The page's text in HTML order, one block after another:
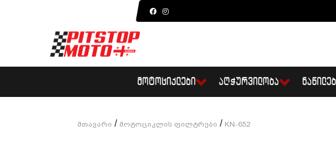
ᲛᲝᲢᲝᲪᲘᲙᲚᲔᲑᲘ ᲐᲦᲭᲣᲠᲕᲘᲚᲝᲑᲐ
Მთავარი / Მოტოციკლის Ფილტრები / KN-652